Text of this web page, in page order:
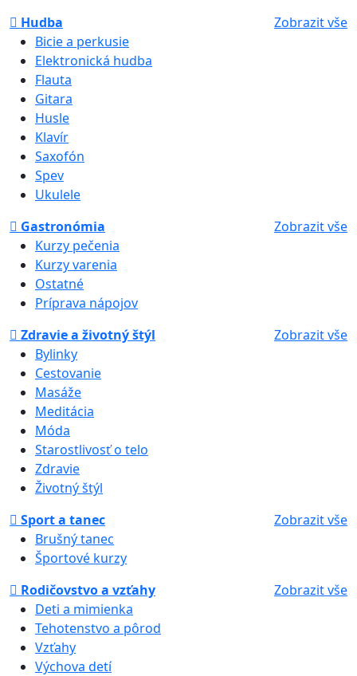
Hudba
Zobrazit vše
Bicie a perkusie
Elektronická hudba
Flauta
Gitara
Husle
Klavír
Saxofón
Spev
Ukulele
Gastronómia
Zobrazit vše
Kurzy pečenia
Kurzy varenia
Ostatné
Príprava nápojov
Zdravie a životný štýl
Zobrazit vše
Bylinky
Cestovanie
Masáže
Meditácia
Móda
Starostlivosť o telo
Zdravie
Životný štýl
Sport a tanec
Zobrazit vše
Brušný tanec
Športové kurzy
Rodičovstvo a vzťahy
Zobrazit vše
Deti a mimienka
Tehotenstvo a pôrod
Vzťahy
Výchova detí